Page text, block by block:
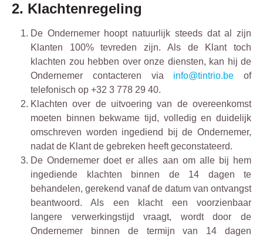
2. Klachtenregeling
De Ondernemer hoopt natuurlijk steeds dat al zijn
Klanten 100% tevreden zijn. Als de Klant toch
klachten zou hebben over onze diensten, kan hij de
Ondernemer contacteren via info@tintrio.be of
telefonisch op +32 3 778 29 40.
Klachten over de uitvoering van de overeenkomst
moeten binnen bekwame tijd, volledig en duidelijk
omschreven worden ingediend bij de Ondernemer,
nadat de Klant de gebreken heeft geconstateerd.
De Ondernemer doet er alles aan om alle bij hem
ingediende klachten binnen de 14 dagen te
behandelen, gerekend vanaf de datum van ontvangst
beantwoord. Als een klacht een voorzienbaar
langere verwerkingstijd vraagt, wordt door de
Ondernemer binnen de termijn van 14 dagen